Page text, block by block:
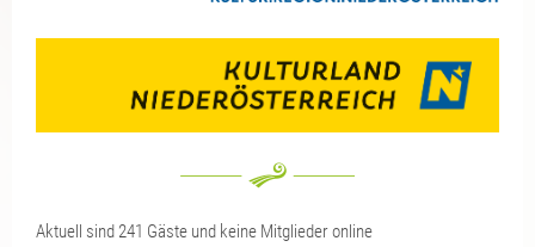
Aktuell sind 241 Gäste und keine Mitglieder online